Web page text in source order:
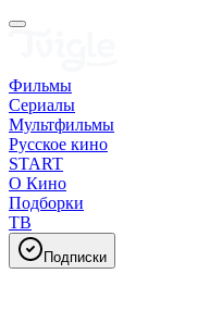
Фильмы
Сериалы
Мультфильмы
Русское кино
START
О Кино
Подборки
ТВ
Подписки